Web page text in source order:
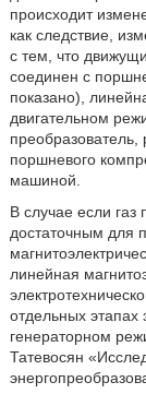
происходит
как следствие,
с тем, что
соединен с
показано),
двигательном
преобразователь,
поршневого
машиной.
В случае если
достаточным для
линейная
отдельных этапах
генераторном
Татевосян